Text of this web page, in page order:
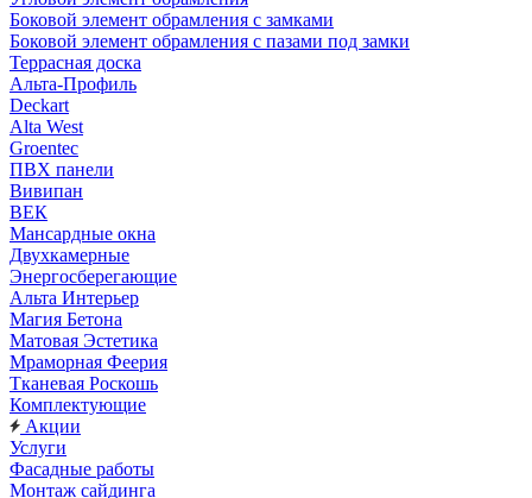
Боковой элемент обрамления с замками
Боковой элемент обрамления с пазами под замки
Террасная доска
Альта-Профиль
Deckart
Alta West
Groentec
ПВХ панели
Вивипан
ВЕК
Мансардные окна
Двухкамерные
Энергосберегающие
Альта Интерьер
Магия Бетона
Матовая Эстетика
Мраморная Феерия
Тканевая Роскошь
Комплектующие
Акции
Услуги
Фасадные работы
Монтаж сайдинга